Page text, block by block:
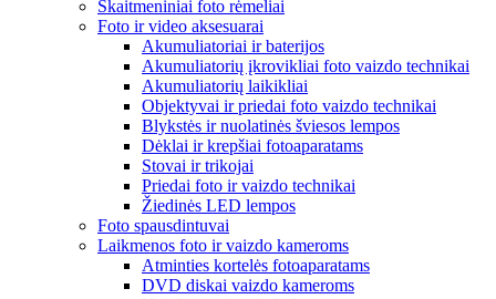
Skaitmeniniai foto rėmeliai
Foto ir video aksesuarai
Akumuliatoriai ir baterijos
Akumuliatorių įkrovikliai foto vaizdo technikai
Akumuliatorių laikikliai
Objektyvai ir priedai foto vaizdo technikai
Blykstės ir nuolatinės šviesos lempos
Dėklai ir krepšiai fotoaparatams
Stovai ir trikojai
Priedai foto ir vaizdo technikai
Žiedinės LED lempos
Foto spausdintuvai
Laikmenos foto ir vaizdo kameroms
Atminties kortelės fotoaparatams
DVD diskai vaizdo kameroms